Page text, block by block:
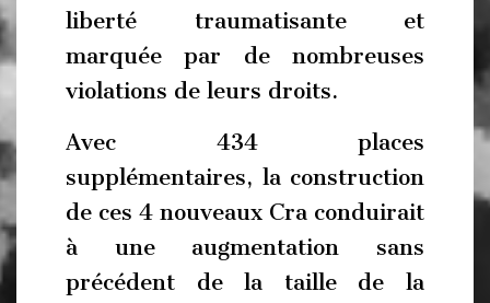
liberté traumatisante et
marquée par de nombreuses
violations de leurs droits.
Avec 434 places
supplémentaires, la construction
de ces 4 nouveaux Cra conduirait
à une augmentation sans
précédent de la taille de la